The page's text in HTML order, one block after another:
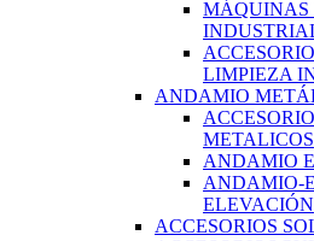
MÁQUINAS
LIMPIEZA
ANDAMIO
METALICOS
ANDAMIO
ANDAMIO-
ELEVACIÓN
ACCESORIOS